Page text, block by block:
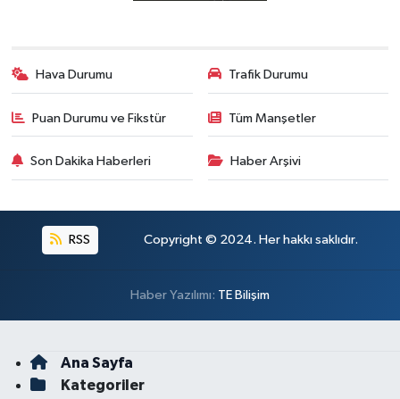
Hava Durumu Trafik Durumu
Puan Durumu ve Fikstür Tüm Manşetler
Son Dakika Haberleri Haber Arşivi
RSS Copyright © 2024. Her hakkı saklıdır.
Haber Yazılımı: TE Bilişim
Ana Sayfa
Kategoriler